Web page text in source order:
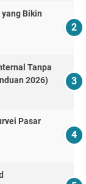
Bikin
Tanpa
2026)
Pasar